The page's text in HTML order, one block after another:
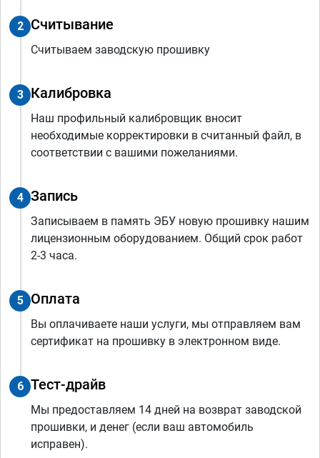
2 Считывание
Считываем заводскую прошивку
3 Калибровка
Наш профильный калибровщик вносит
необходимые корректировки в считанный файл, в
соответствии с вашими пожеланиями.
4 Запись
Записываем в память ЭБУ новую прошивку нашим
лицензионным оборудованием. Общий срок работ
2-3 часа.
5 Оплата
Вы оплачиваете наши услуги, мы отправляем вам
сертификат на прошивку в электронном виде.
6 Тест-драйв
Мы предоставляем 14 дней на возврат заводской
прошивки, и денег (если ваш автомобиль
исправен).